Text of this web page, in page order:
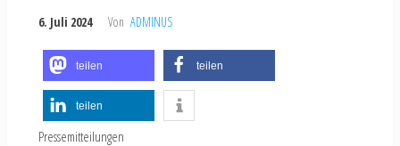
6. Juli 2024 Von ADMINUS
teilen teilen
teilen
Pressemitteilungen